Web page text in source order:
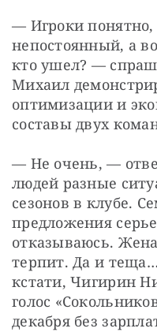
— Игроки понятно,
непостоянный, а
кто ушел? —
Михаил
оптимизации и
составы двух
— Не очень, —
людей разные
сезонов в клубе.
предложения
отказываюсь.
терпит. Да и
кстати, Чигирин
голос
декабря без